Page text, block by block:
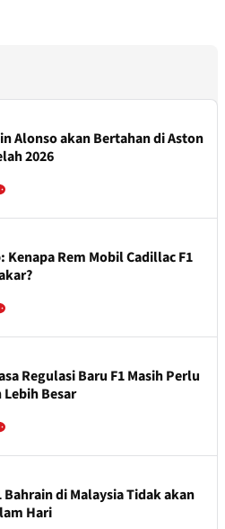
Alonso akan Bertahan di Aston
2026
Kenapa Rem Mobil Cadillac F1
Regulasi Baru F1 Masih Perlu
Besar
Bahrain di Malaysia Tidak akan
Hari